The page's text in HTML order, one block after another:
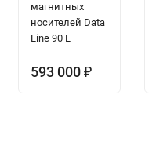
магнитных
носителей Data
Line 90 L
593 000₽